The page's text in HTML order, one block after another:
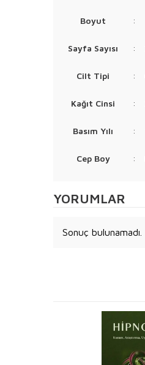
Boyut :
Sayfa Sayısı :
Cilt Tipi :
Kağıt Cinsi :
Basım Yılı :
Cep Boy :
YORUMLAR
Sonuç bulunamadı.